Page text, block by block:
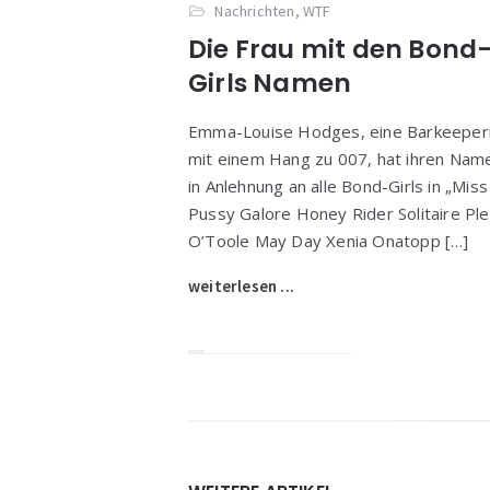
Nachrichten,WTF
Die Frau mit den Bond-
Girls Namen
Emma-Louise Hodges, eine
mit einem Hang zu 007, hat ihren
in Anlehnung an alle Bond-Girls in „Miss
Pussy Galore Honey Rider Solitaire
O’Toole May Day Xenia Onatopp […]
weiterlesen ...